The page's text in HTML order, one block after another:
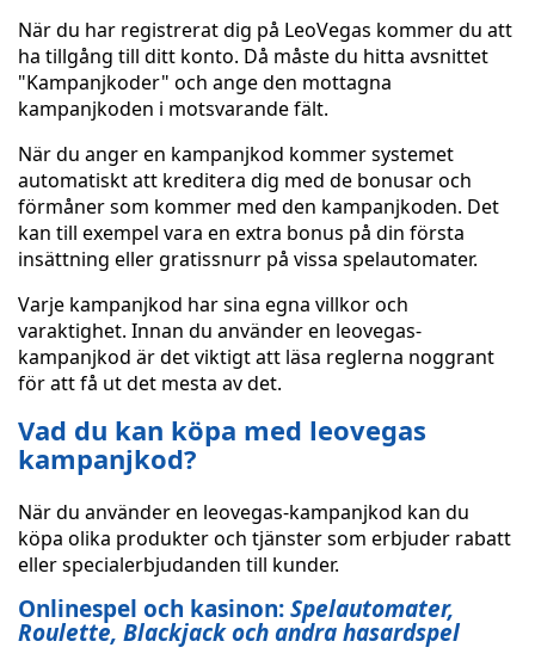
När du har registrerat dig på LeoVegas kommer du att
ha tillgång till ditt konto. Då måste du hitta avsnittet
"Kampanjkoder" och ange den mottagna
kampanjkoden i motsvarande fält.
När du anger en kampanjkod kommer systemet
automatiskt att kreditera dig med de bonusar och
förmåner som kommer med den kampanjkoden. Det
kan till exempel vara en extra bonus på din första
insättning eller gratissnurr på vissa spelautomater.
Varje kampanjkod har sina egna villkor och
varaktighet. Innan du använder en leovegas-
kampanjkod är det viktigt att läsa reglerna noggrant
för att få ut det mesta av det.
Vad du kan köpa med leovegas
kampanjkod?
När du använder en leovegas-kampanjkod kan du
köpa olika produkter och tjänster som erbjuder rabatt
eller specialerbjudanden till kunder.
Onlinespel och kasinon:Spelautomater,
Roulette, Blackjack och andra hasardspel